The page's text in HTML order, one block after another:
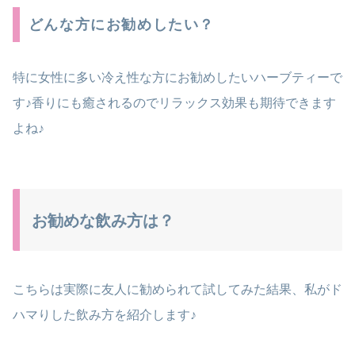
どんな方にお勧めしたい？
特に女性に多い冷え性な方にお勧めしたいハーブティーで
す♪香りにも癒されるのでリラックス効果も期待できます
よね♪
お勧めな飲み方は？
こちらは実際に友人に勧められて試してみた結果、私がド
ハマりした飲み方を紹介します♪